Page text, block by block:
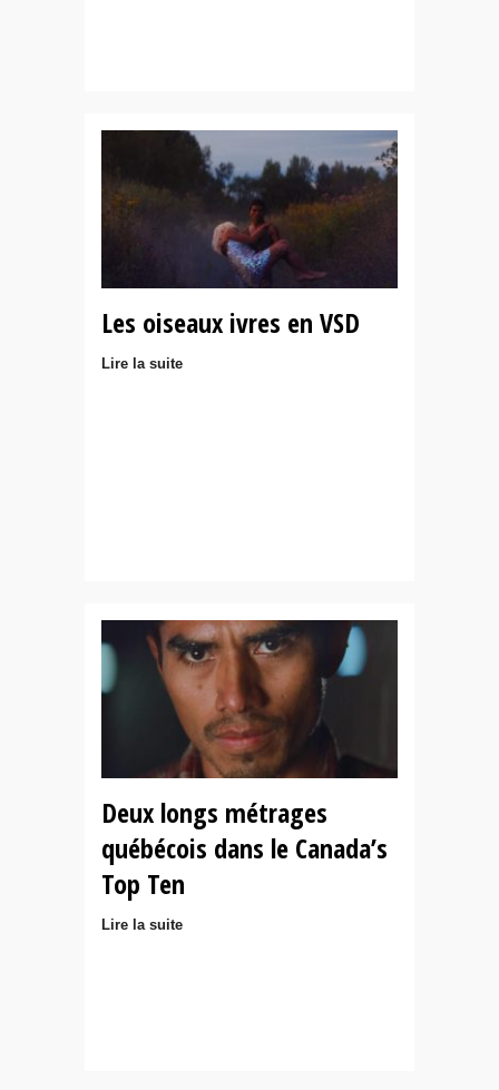
Les oiseaux ivres en VSD
Lire la suite
Deux longs métrages
québécois dans le Canada’s
Top Ten
Lire la suite